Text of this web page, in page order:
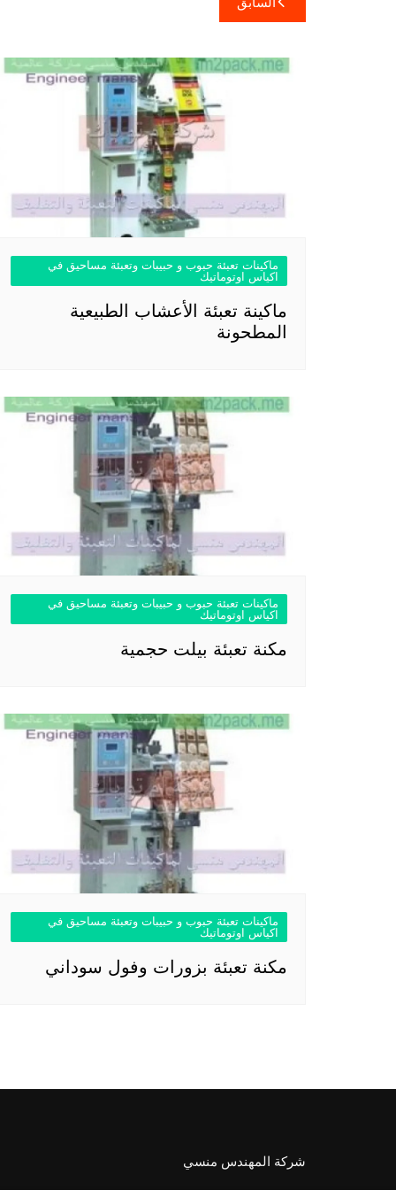
المقالات
ماكينات تعبئة حبوب و حبيبات وتعبئة مساحيق في
اكياس اوتوماتيك
ماكينة تعبئة الأعشاب الطبيعية
المطحونة
ماكينات تعبئة حبوب و حبيبات وتعبئة مساحيق في
اكياس اوتوماتيك
مكنة تعبئة بيلت حجمية
ماكينات تعبئة حبوب و حبيبات وتعبئة مساحيق في
اكياس اوتوماتيك
مكنة تعبئة بزورات وفول سوداني
شركة المهندس منسي